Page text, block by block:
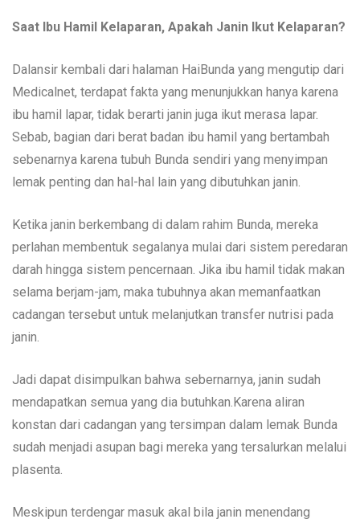
Saat Ibu Hamil Kelaparan, Apakah Janin Ikut Kelaparan?
Dalansir kembali dari halaman HaiBunda yang mengutip dari
Medicalnet, terdapat fakta yang menunjukkan hanya karena
ibu hamil lapar, tidak berarti janin juga ikut merasa lapar.
Sebab, bagian dari berat badan ibu hamil yang bertambah
sebenarnya karena tubuh Bunda sendiri yang menyimpan
lemak penting dan hal-hal lain yang dibutuhkan janin.
Ketika janin berkembang di dalam rahim Bunda, mereka
perlahan membentuk segalanya mulai dari sistem peredaran
darah hingga sistem pencernaan. Jika ibu hamil tidak makan
selama berjam-jam, maka tubuhnya akan memanfaatkan
cadangan tersebut untuk melanjutkan transfer nutrisi pada
janin.
Jadi dapat disimpulkan bahwa sebernarnya, janin sudah
mendapatkan semua yang dia butuhkan.Karena aliran
konstan dari cadangan yang tersimpan dalam lemak Bunda
sudah menjadi asupan bagi mereka yang tersalurkan melalui
plasenta.
Meskipun terdengar masuk akal bila janin menendang